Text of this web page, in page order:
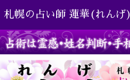
札幌の占い師 蓮華(れんげ)